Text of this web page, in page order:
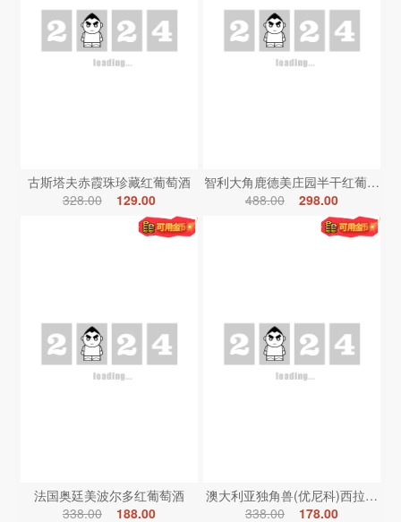
古斯塔夫赤霞珠珍藏红葡萄酒
328.00
129.00
智利大角鹿德美庄园半干红葡萄酒
488.00
298.00
法国奥廷美波尔多红葡萄酒
338.00
188.00
澳大利亚独角兽(优尼科)西拉红葡
338.00
178.00